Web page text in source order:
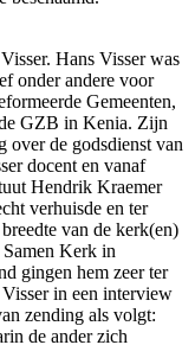
Hans Visser was
onder andere voor
Gemeenten,
GZB in Kenia. Zijn
over de godsdienst van
docent en vanaf
Hendrik Kraemer
verhuisde en ter
van de kerk(en)
Kerk in
gingen hem zeer ter
in een interview
zending als volgt:
de ander zich